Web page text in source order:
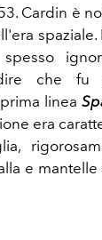
Cardin è
spaziale.
che fu
linea
era
e